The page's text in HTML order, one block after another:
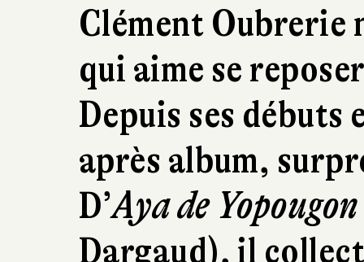
Clément Oubrerie
qui aime se
Depuis ses débuts
après album,
D’Aya de Yopougon
Dargaud), il